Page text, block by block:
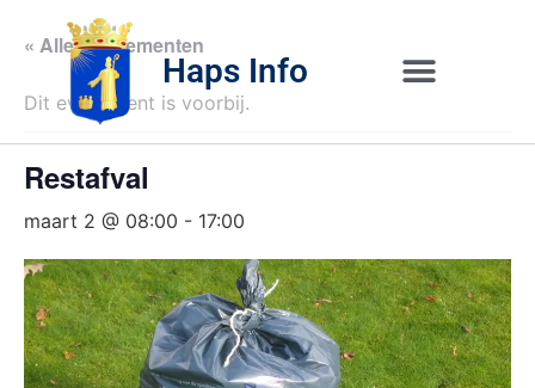
Haps Info
« Alle Evenementen
Dit evenement is voorbij.
Restafval
maart 2 @ 08:00 - 17:00